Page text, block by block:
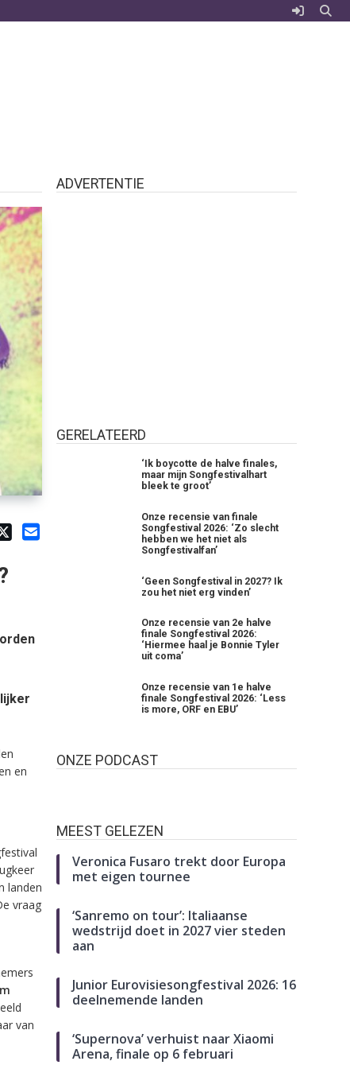
en
landen
vraag
van
ADVERTENTIE
GERELATEERD
‘Ik boycotte de halve finales,
maar mijn Songfestivalhart
bleek te groot’
Onze recensie van finale
Songfestival 2026: ‘Zo slecht
hebben we het niet als
Songfestivalfan’
‘Geen Songfestival in 2027? Ik
zou het niet erg vinden’
Onze recensie van 2e halve
finale Songfestival 2026:
‘Hiermee haal je Bonnie Tyler
uit coma’
Onze recensie van 1e halve
finale Songfestival 2026: ‘Less
is more, ORF en EBU’
ONZE PODCAST
MEEST GELEZEN
Veronica Fusaro trekt door Europa
met eigen tournee
‘Sanremo on tour’: Italiaanse
wedstrijd doet in 2027 vier steden
aan
Junior Eurovisiesongfestival 2026: 16
deelnemende landen
‘Supernova’ verhuist naar Xiaomi
Arena, finale op 6 februari